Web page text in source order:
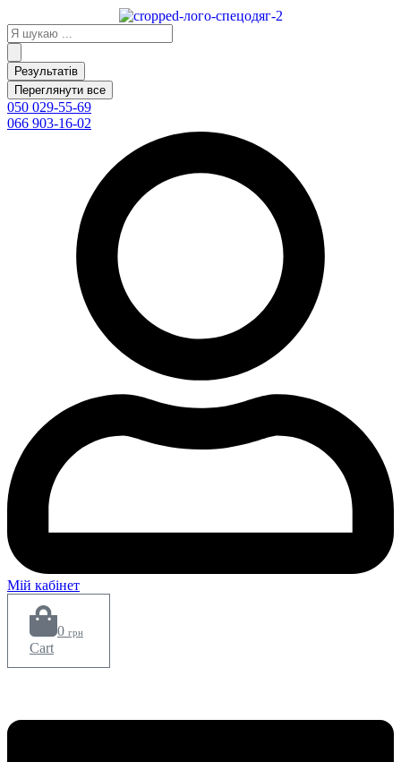
до
вмісту
Search
...
Результатів
Переглянути все
050 029-55-69
066 903-16-02
Мій кабінет
0 грн
Cart